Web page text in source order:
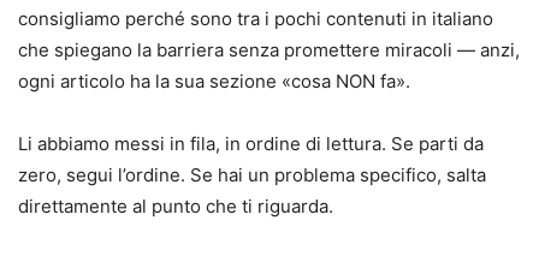
consigliamo perché sono tra i pochi contenuti in italiano
che spiegano la barriera senza promettere miracoli — anzi,
ogni articolo ha la sua sezione «cosa NON fa».
Li abbiamo messi in fila, in ordine di lettura. Se parti da
zero, segui l’ordine. Se hai un problema specifico, salta
direttamente al punto che ti riguarda.